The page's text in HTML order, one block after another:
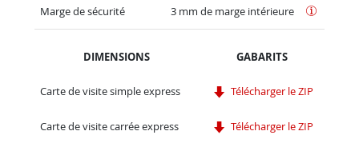
Marge de sécurité 3 mm de marge intérieure
DIMENSIONS GABARITS
Carte de visite simple express Télécharger le ZIP
Carte de visite carrée express Télécharger le ZIP